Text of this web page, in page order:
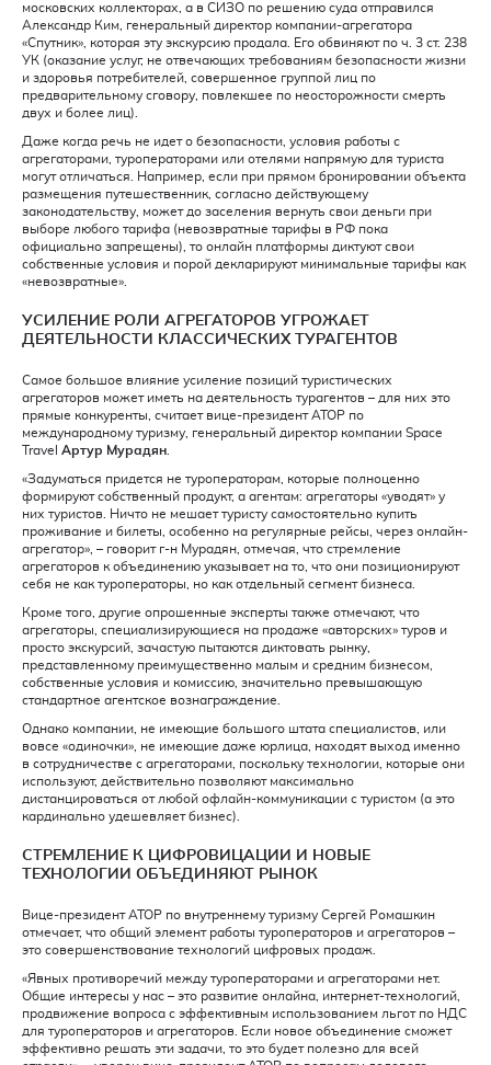
московских коллекторах, а в СИЗО по решению суда отправился
Александр Ким, генеральный директор компании-агрегатора
«Спутник», которая эту экскурсию продала. Его обвиняют по ч. 3 ст. 238
УК (оказание услуг, не отвечающих требованиям безопасности жизни
и здоровья потребителей, совершенное группой лиц по
предварительному сговору, повлекшее по неосторожности смерть
двух и более лиц).
Даже когда речь не идет о безопасности, условия работы с
агрегаторами, туроператорами или отелями напрямую для туриста
могут отличаться. Например, если при прямом бронировании объекта
размещения путешественник, согласно действующему
законодательству, может до заселения вернуть свои деньги при
выборе любого тарифа (невозвратные тарифы в РФ пока
официально запрещены), то онлайн платформы диктуют свои
собственные условия и порой декларируют минимальные тарифы как
«невозвратные».
УСИЛЕНИЕ РОЛИ АГРЕГАТОРОВ УГРОЖАЕТ
ДЕЯТЕЛЬНОСТИ КЛАССИЧЕСКИХ ТУРАГЕНТОВ
Самое большое влияние усиление позиций туристических
агрегаторов может иметь на деятельность турагентов – для них это
прямые конкуренты, считает вице-президент АТОР по
международному туризму, генеральный директор компании Space
Travel Артур Мурадян
«Задуматься придется не туроператорам, которые полноценно
формируют собственный продукт, а агентам: агрегаторы «уводят» у
них туристов. Ничто не мешает туристу самостоятельно купить
проживание и билеты, особенно на регулярные рейсы, через онлайн-
агрегатор», – говорит г-н Мурадян, отмечая, что стремление
агрегаторов к объединению указывает на то, что они позиционируют
себя не как туроператоры, но как отдельный сегмент бизнеса.
Кроме того, другие опрошенные эксперты также отмечают, что
агрегаторы, специализирующиеся на продаже «авторских» туров и
просто экскурсий, зачастую пытаются диктовать рынку,
представленному преимущественно малым и средним бизнесом,
собственные условия и комиссию, значительно превышающую
стандартное агентское вознаграждение.
Однако компании, не имеющие большого штата специалистов, или
вовсе «одиночки», не имеющие даже юрлица, находят выход именно
в сотрудничестве с агрегаторами, поскольку технологии, которые они
используют, действительно позволяют максимально
дистанцироваться от любой офлайн-коммуникации с туристом (а это
кардинально удешевляет бизнес).
СТРЕМЛЕНИЕ К ЦИФРОВИЦАЦИИ И НОВЫЕ
ТЕХНОЛОГИИ ОБЪЕДИНЯЮТ РЫНОК
Вице-президент АТОР по внутреннему туризму Сергей Ромашкин
отмечает, что общий элемент работы туроператоров и агрегаторов –
это совершенствование технологий цифровых продаж.
«Явных противоречий между туроператорами и агрегаторами нет.
Общие интересы у нас – это развитие онлайна, интернет-технологий,
продвижение вопроса с эффективным использованием льгот по НДС
для туроператоров и агрегаторов. Если новое объединение сможет
эффективно решать эти задачи, то это будет полезно для всей